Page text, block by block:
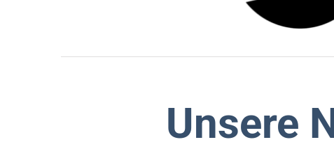
Unsere